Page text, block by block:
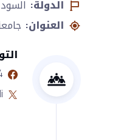
الدولة:
العنوان: